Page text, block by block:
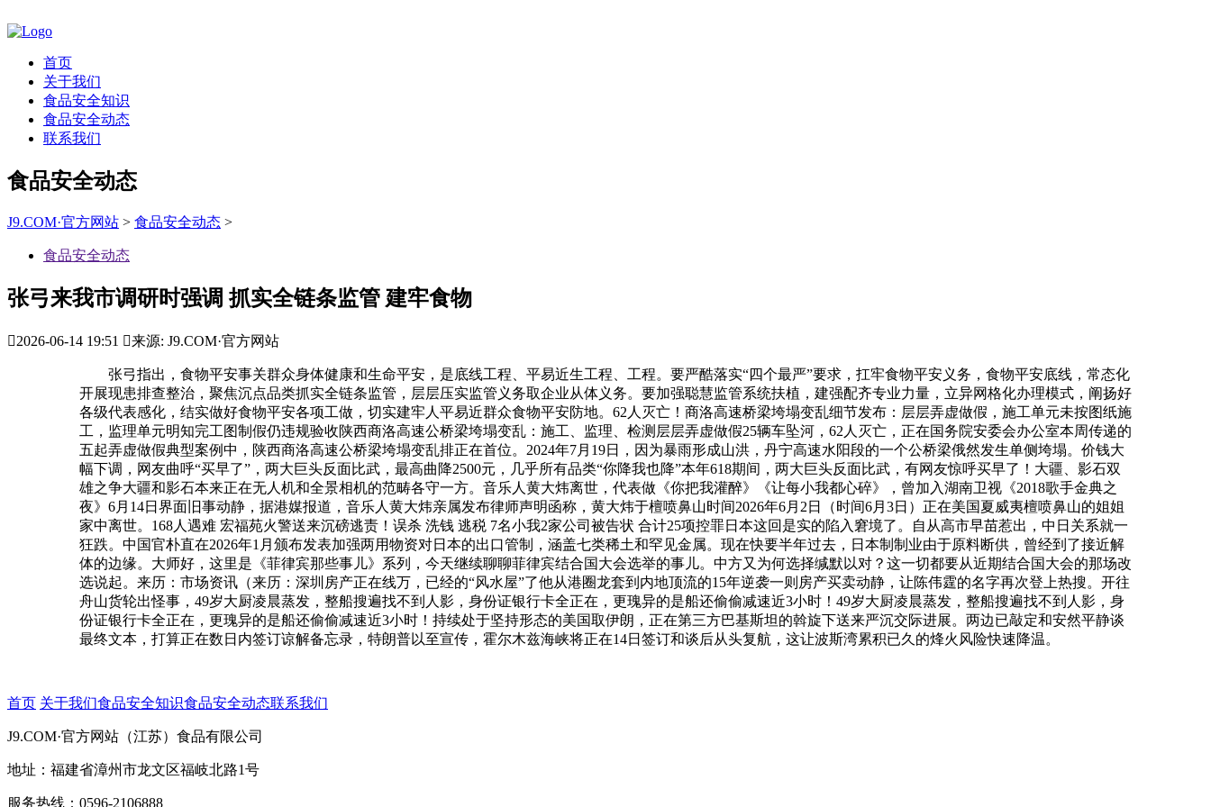
首页
关于我们
食品安全知识
食品安全动态
联系我们
食品安全动态
J9.COM·官方网站 > 食品安全动态 >
食品安全动态
张弓来我市调研时强调 抓实全链条监管 建牢食物
2026-06-14 19:51 来源: J9.COM·官方网站
张弓指出，食物平安事关群众身体健康和生命平安，是底线工程、平易近生工程、工程。要严酷落实“四个最严”要求，扛牢食物平安义务，食物平安底线，常态化
开展现患排查整治，聚焦沉点品类抓实全链条监管，层层压实监管义务取企业从体义务。要加强聪慧监管系统扶植，建强配齐专业力量，立异网格化办理模式，阐扬好
各级代表感化，结实做好食物平安各项工做，切实建牢人平易近群众食物平安防地。62人灭亡！商洛高速桥梁垮塌变乱细节发布：层层弄虚做假，施工单元未按图纸施
工，监理单元明知完工图制假仍违规验收陕西商洛高速公桥梁垮塌变乱：施工、监理、检测层层弄虚做假25辆车坠河，62人灭亡，正在国务院安委会办公室本周传递的
五起弄虚做假典型案例中，陕西商洛高速公桥梁垮塌变乱排正在首位。2024年7月19日，因为暴雨形成山洪，丹宁高速水阳段的一个公桥梁俄然发生单侧垮塌。价钱大
幅下调，网友曲呼“买早了”，两大巨头反面比武，最高曲降2500元，几乎所有品类“你降我也降”本年618期间，两大巨头反面比武，有网友惊呼买早了！大疆、影石双
雄之争大疆和影石本来正在无人机和全景相机的范畴各守一方。音乐人黄大炜离世，代表做《你把我灌醉》《让每小我都心碎》，曾加入湖南卫视《2018歌手金典之
夜》6月14日界面旧事动静，据港媒报道，音乐人黄大炜亲属发布律师声明函称，黄大炜于檀喷鼻山时间2026年6月2日（时间6月3日）正在美国夏威夷檀喷鼻山的姐姐
家中离世。168人遇难 宏福苑火警送来沉磅逃责！误杀 洗钱 逃税 7名小我2家公司被告状 合计25项控罪日本这回是实的陷入窘境了。自从高市早苗惹出，中日关系就一
狂跌。中国官朴直在2026年1月颁布发表加强两用物资对日本的出口管制，涵盖七类稀土和罕见金属。现在快要半年过去，日本制制业由于原料断供，曾经到了接近解
体的边缘。大师好，这里是《菲律宾那些事儿》系列，今天继续聊聊菲律宾结合国大会选举的事儿。中方又为何选择缄默以对？这一切都要从近期结合国大会的那场改
选说起。来历：市场资讯（来历：深圳房产正在线万，已经的“风水屋”了他从港圈龙套到内地顶流的15年逆袭一则房产买卖动静，让陈伟霆的名字再次登上热搜。开往
舟山货轮出怪事，49岁大厨凌晨蒸发，整船搜遍找不到人影，身份证银行卡全正在，更瑰异的是船还偷偷减速近3小时！49岁大厨凌晨蒸发，整船搜遍找不到人影，身
份证银行卡全正在，更瑰异的是船还偷偷减速近3小时！持续处于坚持形态的美国取伊朗，正在第三方巴基斯坦的斡旋下送来严沉交际进展。两边已敲定和安然平静谈
最终文本，打算正在数日内签订谅解备忘录，特朗普以至宣传，霍尔木兹海峡将正在14日签订和谈后从头复航，这让波斯湾累积已久的烽火风险快速降温。
首页 关于我们食品安全知识食品安全动态联系我们
J9.COM·官方网站（江苏）食品有限公司
地址：福建省漳州市龙文区福岐北路1号
服务热线：0596-2106888